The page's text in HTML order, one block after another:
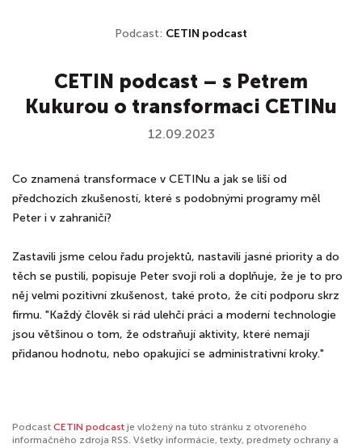
Podcast: CETIN podcast
CETIN podcast – s Petrem
Kukurou o transformaci CETINu
12.09.2023
Co znamená transformace v CETINu a jak se liší od
předchozích zkušeností, které s podobnými programy měl
Peter i v zahraničí?
Zastavili jsme celou řadu projektů, nastavili jasné priority a do
těch se pustili, popisuje Peter svoji roli a doplňuje, že je to pro
něj velmi pozitivní zkušenost, také proto, že cítí podporu skrz
firmu. "Každý člověk si rád ulehčí práci a moderní technologie
jsou většinou o tom, že odstraňují aktivity, které nemají
přidanou hodnotu, nebo opakující se administrativní kroky."
Podcast CETIN podcast je vložený na túto stránku z otvoreného
informačného zdroja RSS. Všetky informácie, texty, predmety ochrany a